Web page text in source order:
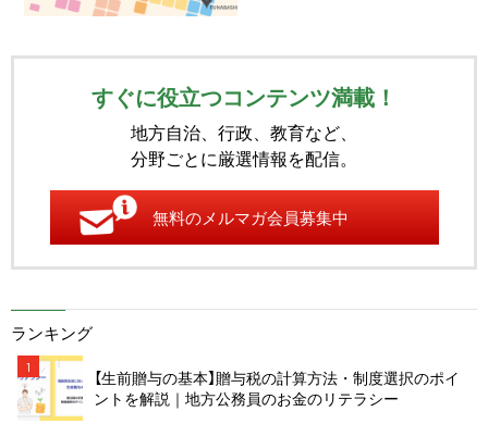
すぐに役立つコンテンツ満載！
地方自治、行政、教育など、
分野ごとに厳選情報を配信。
無料のメルマガ会員募集中
ランキング
1
【生前贈与の基本】贈与税の計算方法・制度選択のポイ
ントを解説｜地方公務員のお金のリテラシー